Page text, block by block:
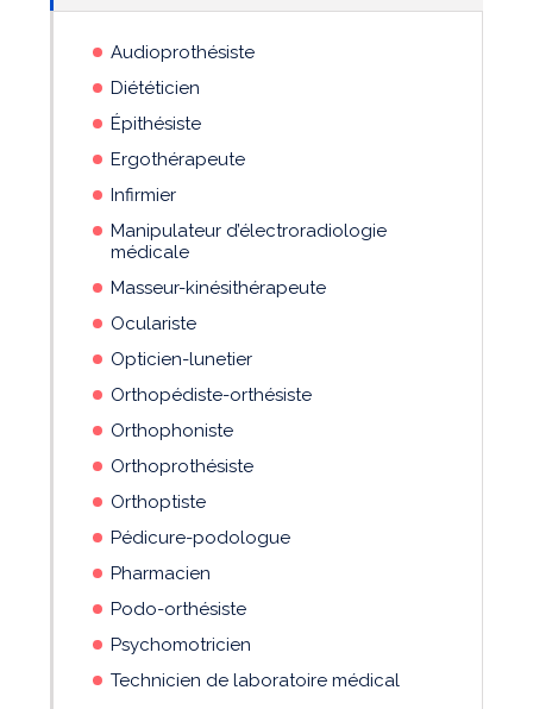
Audioprothésiste
Diététicien
Épithésiste
Ergothérapeute
Infirmier
Manipulateur d’électroradiologie
médicale
Masseur-kinésithérapeute
Oculariste
Opticien-lunetier
Orthopédiste-orthésiste
Orthophoniste
Orthoprothésiste
Orthoptiste
Pédicure-podologue
Pharmacien
Podo-orthésiste
Psychomotricien
Technicien de laboratoire médical